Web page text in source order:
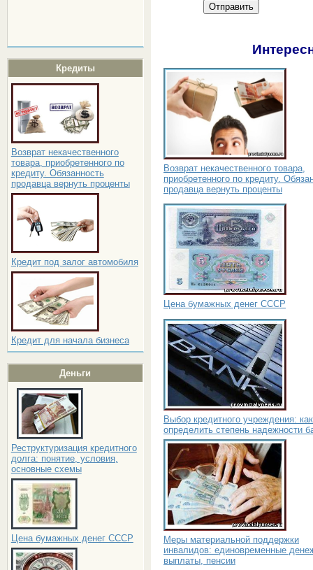
Кредиты
Возврат некачественного
товара, приобретенного по
кредиту. Обязанность
продавца вернуть проценты
Кредит под залог автомобиля
Кредит для начала бизнеса
Деньги
Реструктуризация кредитного
долга: понятие, условия,
основные схемы
Цена бумажных денег СССР
Отправить
Возврат некачественного товара,
приобретенного по кредиту.
продавца вернуть проценты
Цена бумажных денег СССР
Выбор кредитного учреждения: как
определить степень надежности
Меры материальной поддержки
инвалидов: единовременные
выплаты, пенсии